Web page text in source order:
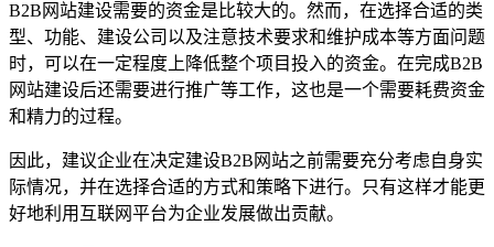
B2B网站建设需要的资金是比较大的。然而，在选择合适的类
型、功能、建设公司以及注意技术要求和维护成本等方面问题
时，可以在一定程度上降低整个项目投入的资金。在完成B2B
网站建设后还需要进行推广等工作，这也是一个需要耗费资金
和精力的过程。
因此，建议企业在决定建设B2B网站之前需要充分考虑自身实
际情况，并在选择合适的方式和策略下进行。只有这样才能更
好地利用互联网平台为企业发展做出贡献。